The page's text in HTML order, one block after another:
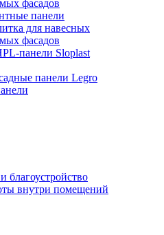
фасадов
панели
для навесных
фасадов
панели Sloplast
панели Legro
благоустройство
внутри помещений